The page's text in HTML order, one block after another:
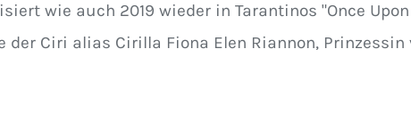
wie auch 2019 wieder in Tarantinos "Once
Ciri alias Cirilla Fiona Elen Riannon, Prinzessin